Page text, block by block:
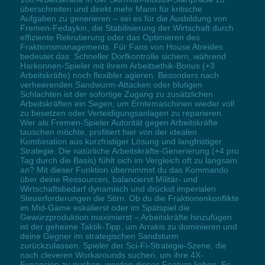
überschreiten und direkt mehr Mann für kritische
Aufgaben zu generieren – sei es für die Ausbildung von
Fremen-Fedaykin, die Stabilisierung der Wirtschaft durch
effiziente Rekrutierung oder das Optimieren des
Fraktionsmanagements. Für Fans von House Atreides
bedeutet das: Schneller Dorfkontrolle sichern, während
Harkonnen-Spieler mit ihrem Arbeitsethik-Bonus (+3
Arbeitskräfte) noch flexibler agieren. Besonders nach
verheerenden Sandwurm-Attacken oder blutigen
Schlachten ist der sofortige Zugang zu zusätzlichen
Arbeitskräften ein Segen, um Erntemaschinen wieder voll
zu besetzen oder Verteidigungsanlagen zu reparieren.
Wer als Fremen-Spieler Autorität gegen Arbeitskräfte
tauschen möchte, profitiert hier von der idealen
Kombination aus kurzfristiger Lösung und langfristiger
Strategie. Die natürliche Arbeitskräfte-Generierung (+4 pro
Tag durch die Basis) fühlt sich im Vergleich oft zu langsam
an? Mit dieser Funktion übernimmst du das Kommando
über deine Ressourcen, balancierst Militär- und
Wirtschaftsbedarf dynamisch und drückst imperialen
Steuerforderungen die Stirn. Ob du die Fraktionenkonflikte
im Mid-Game eskalierst oder im Spätspiel die
Gewürzproduktion maximierst – Arbeitskräfte hinzufügen
ist der geheime Taktik-Tipp, um Arrakis zu dominieren und
deine Gegner im strategischen Sandsturm
zurückzulassen. Spieler der Sci-Fi-Strategie-Szene, die
nach cleveren Workarounds suchen, um ihre 4X-